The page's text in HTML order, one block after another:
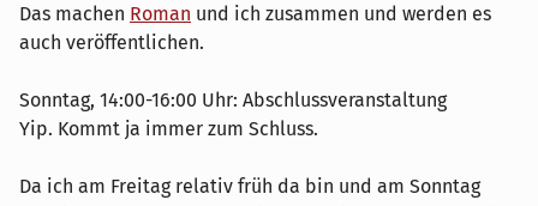
Das machen Roman und ich zusammen und werden es
auch veröffentlichen.
Sonntag, 14:00-16:00 Uhr: Abschlussveranstaltung
Yip. Kommt ja immer zum Schluss.
Da ich am Freitag relativ früh da bin und am Sonntag